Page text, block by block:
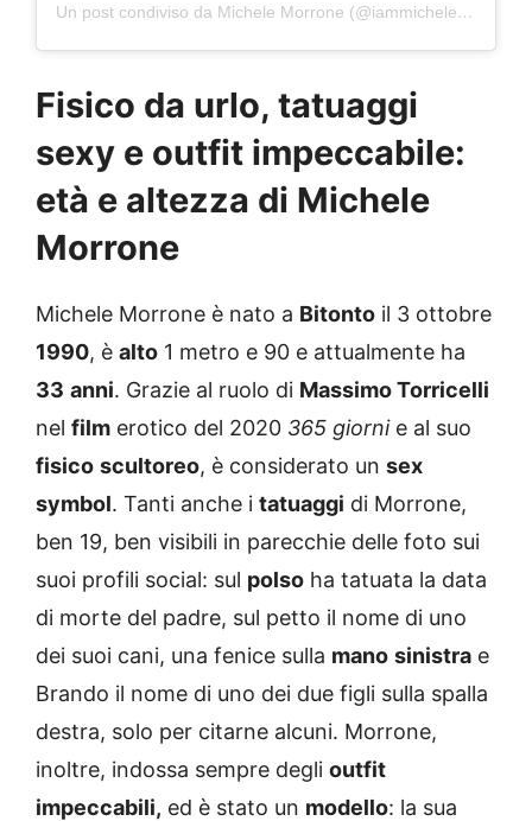
Un post condiviso da Michele Morrone (@iammichelemorroneofficial)
Fisico da urlo, tatuaggi
sexy e outfit impeccabile:
età e altezza di Michele
Morrone
Michele Morrone è nato a Bitonto il 3 ottobre
1990, è alto 1 metro e 90 e attualmente ha
33 anni. Grazie al ruolo di Massimo Torricelli
nel film erotico del 2020 365 giornie al suo
fisico scultoreo, è considerato un sex
symbol. Tanti anche i tatuaggi di Morrone,
ben 19, ben visibili in parecchie delle foto sui
suoi profili social: sul polso ha tatuata la data
di morte del padre, sul petto il nome di uno
dei suoi cani, una fenice sulla mano sinistra e
Brando il nome di uno dei due figli sulla spalla
destra, solo per citarne alcuni. Morrone,
inoltre, indossa sempre degli outfit
impeccabili, ed è stato un modello: la sua